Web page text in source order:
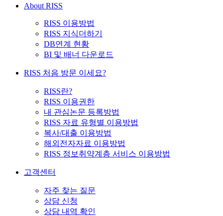
About RISS
RISS 이용방법
RISS 지식더하기
DB연계 현황
BI 및 배너 다운로드
RISS 처음 방문 이세요?
RISS란?
RISS 이용권한
내 관심논문 등록방법
RISS 자료 유형별 이용방법
복사/대출 이용방법
해외전자자료 이용방법
RISS 정보취약계층 서비스 이용방법
고객센터
자주 찾는 질문
상담 신청
상담 내역 확인